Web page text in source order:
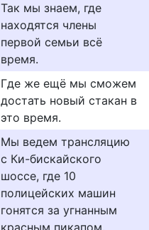
Так мы знаем, где
находятся члены
первой семьи всё
время.
Где же ещё мы сможем
достать новый стакан в
это время.
Мы ведем трансляцию
с Ки-бискайского
шоссе, где 10
полицейских машин
гонятся за угнанным
красным пикапом.